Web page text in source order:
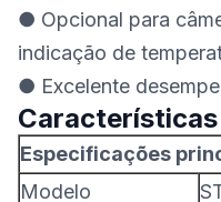
● Opcional para
indicação de
● Excelente
Características
Especificações
Modelo